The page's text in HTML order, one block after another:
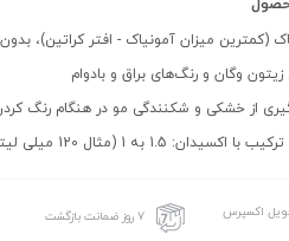
(کمترین میزان آمونیاک - افتر کراتین)،
وگان و رنگ‌های براق و بادوام
از خشکی و شکنندگی مو در هنگام رنگ
به 1 (مثال 120 میلی لیتر رنگ با 180 میلی لیتر...
اکسپرس ۷ روز ضمانت بازگشت